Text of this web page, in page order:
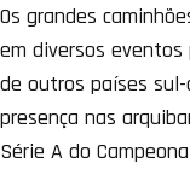
Os grandes
em diversos
de outros países
presença nas
Série A do